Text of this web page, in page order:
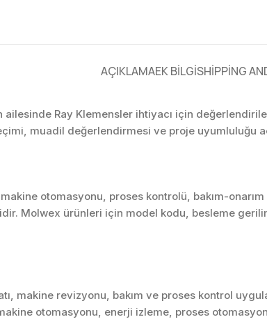
AÇIKLAMAEK BILGISHIPPING
ailesinde Ray Klemensler ihtiyacı için
muadil değerlendirmesi ve proje uyumluluğu
makine otomasyonu, proses kontrolü, bakım-
Molwex ürünleri için model kodu, besleme
makine revizyonu, bakım ve proses kontrol
otomasyonu, enerji izleme, proses